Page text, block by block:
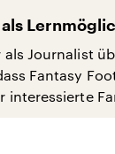
als
als Journalist
Fantasy
interessierte